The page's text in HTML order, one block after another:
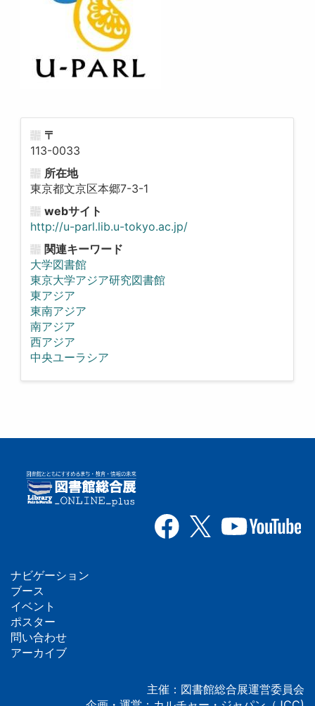
〒
113-0033
所在地
東京都文京区本郷7-3-1
webサイト
http://u-parl.lib.u-tokyo.ac.jp/
関連キーワード
大学図書館
東京大学アジア研究図書館
東アジア
東南アジア
南アジア
西アジア
中央ユーラシア
フ
ッ
タ
ナビゲーション
ブース
イベント
ポスター
問い合わせ
アーカイブ
主催：図書館総合展運営委員会